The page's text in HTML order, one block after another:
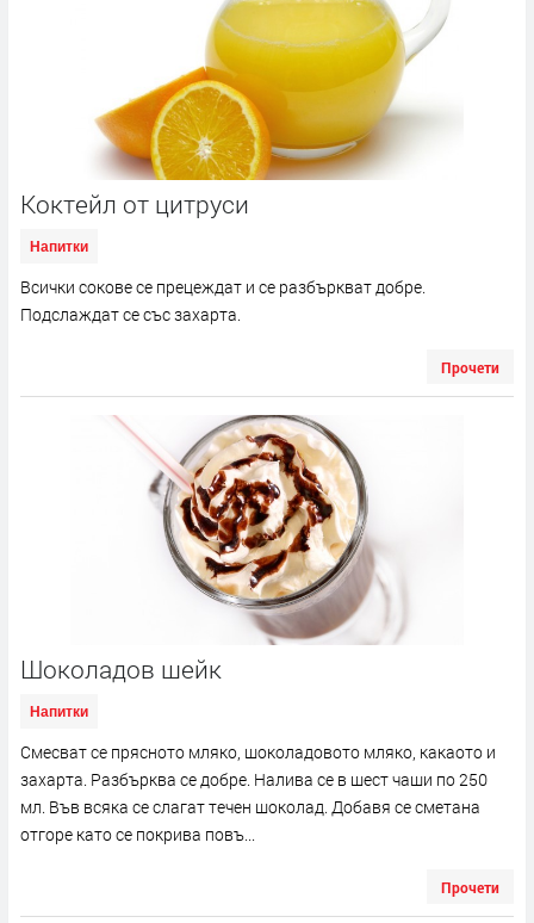
Коктейл от цитруси
Напитки
Всички сокове се прецеждат и се разбъркват добре.
Подслаждат се със захарта.
Прочети
Шоколадов шейк
Напитки
Смесват се прясното мляко, шоколадовото мляко, какаото и
захарта. Разбърква се добре. Налива се в шест чаши по 250
мл. Във всяка се слагат течен шоколад. Добавя се сметана
отгоре като се покрива повъ...
Прочети